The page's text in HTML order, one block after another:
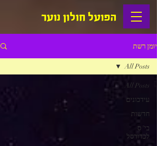
הפועל חולון נוער
יומן רשת
All Posts
עידכונים
חדשות
בי"ס
לכדורסל
All Posts